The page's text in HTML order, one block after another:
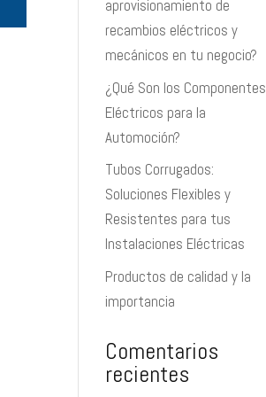
aprovisionamiento de
recambios eléctricos y
mecánicos en tu negocio?
¿Qué Son los Componentes
Eléctricos para la
Automoción?
Tubos Corrugados:
Soluciones Flexibles y
Resistentes para tus
Instalaciones Eléctricas
Productos de calidad y la
importancia
Comentarios
recientes